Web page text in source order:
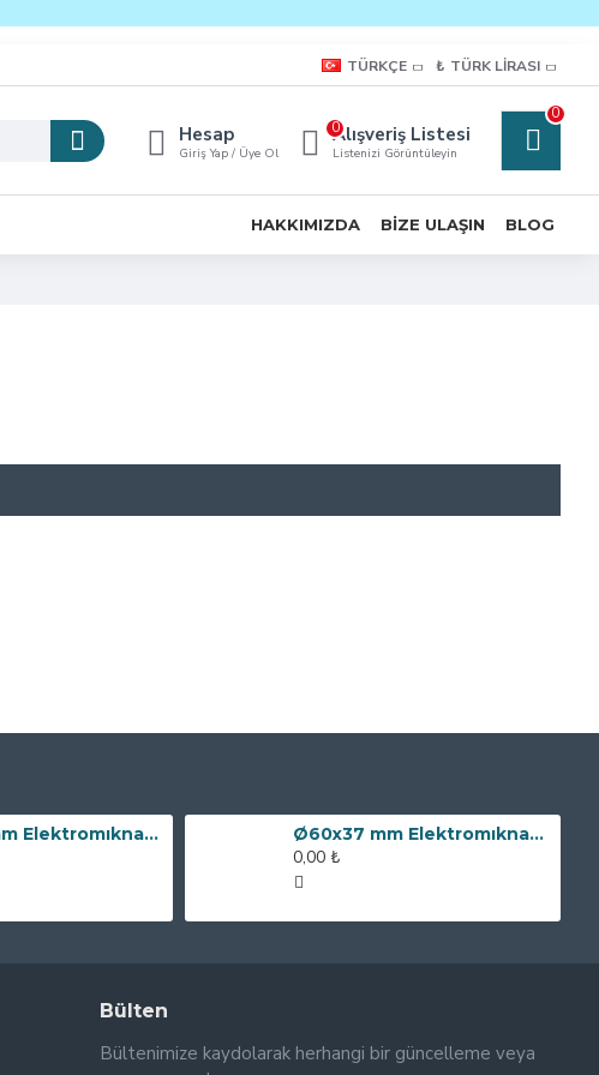
TÜRKÇE ₺ TÜRK LIRASI
Hesap
Giriş Yap / Üye Ol
Alışveriş Listesi
Listenizi Görüntüleyin
0
0
HAKKIMIZDA BIZE ULAŞIN BLOG
Ø80x60 mm Elektromıknatıs - 240 kg Çekim Gücü Ø60x37 mm Elektromıknatıs - 100 kg Çekim Gücü
0,00 ₺
Bülten
Bültenimize kaydolarak herhangi bir güncelleme veya